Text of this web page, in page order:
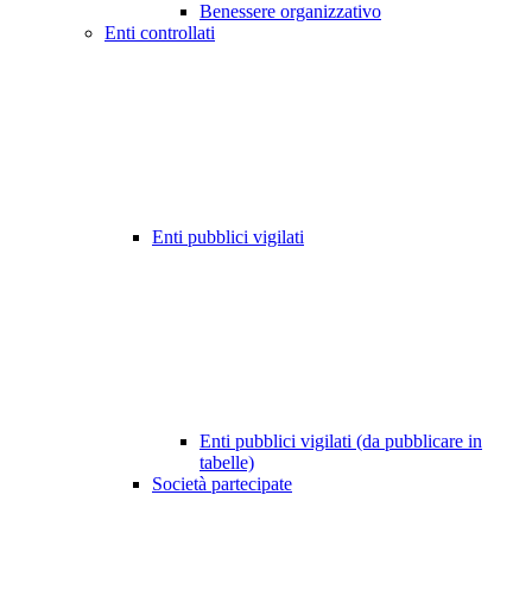
Benessere organizzativo
Enti controllati
Enti pubblici vigilati
Enti pubblici vigilati (da pubblicare in
tabelle)
Società partecipate